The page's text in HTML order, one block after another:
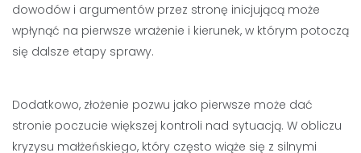
dowodów i argumentów przez stronę inicjującą może
wpłynąć na pierwsze wrażenie i kierunek, w którym potoczą
się dalsze etapy sprawy.
Dodatkowo, złożenie pozwu jako pierwsze może dać
stronie poczucie większej kontroli nad sytuacją. W obliczu
kryzysu małżeńskiego, który często wiąże się z silnymi